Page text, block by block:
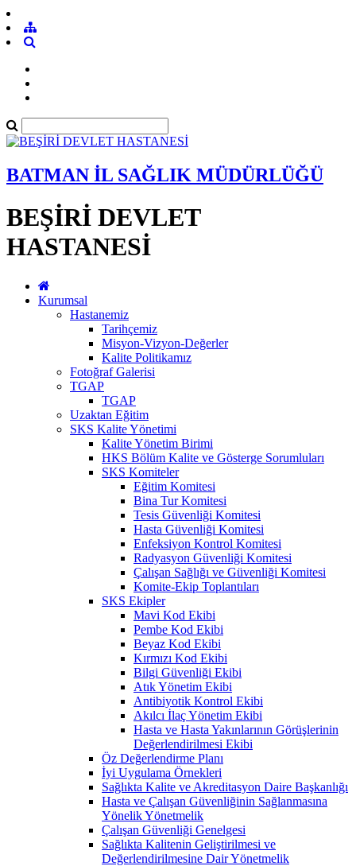
BATMAN İL SAĞLIK MÜDÜRLÜĞÜ
BEŞİRİ DEVLET
HASTANESİ
Kurumsal
Hastanemiz
Tarihçemiz
Misyon-Vizyon-Değerler
Kalite Politikamız
Fotoğraf Galerisi
TGAP
TGAP
Uzaktan Eğitim
SKS Kalite Yönetimi
Kalite Yönetim Birimi
HKS Bölüm Kalite ve Gösterge Sorumluları
SKS Komiteler
Eğitim Komitesi
Bina Tur Komitesi
Tesis Güvenliği Komitesi
Hasta Güvenliği Komitesi
Enfeksiyon Kontrol Komitesi
Radyasyon Güvenliği Komitesi
Çalışan Sağlığı ve Güvenliği Komitesi
Komite-Ekip Toplantıları
SKS Ekipler
Mavi Kod Ekibi
Pembe Kod Ekibi
Beyaz Kod Ekibi
Kırmızı Kod Ekibi
Bilgi Güvenliği Ekibi
Atık Yönetim Ekibi
Antibiyotik Kontrol Ekibi
Akılcı İlaç Yönetim Ekibi
Hasta ve Hasta Yakınlarının Görüşlerinin
Değerlendirilmesi Ekibi
Öz Değerlendirme Planı
İyi Uygulama Örnekleri
Sağlıkta Kalite ve Akreditasyon Daire Başkanlığı
Hasta ve Çalışan Güvenliğinin Sağlanmasına
Yönelik Yönetmelik
Çalışan Güvenliği Genelgesi
Sağlıkta Kalitenin Geliştirilmesi ve
Değerlendirilmesine Dair Yönetmelik